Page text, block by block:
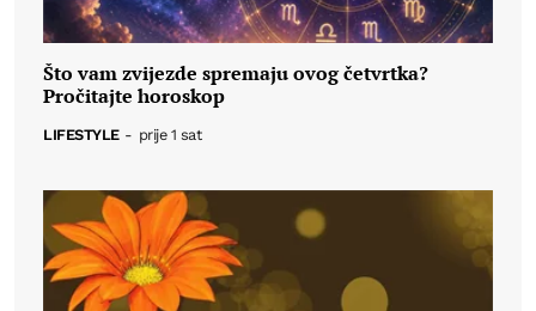
Što vam zvijezde spremaju ovog četvrtka?
Pročitajte horoskop
LIFESTYLE - prije 1 sat